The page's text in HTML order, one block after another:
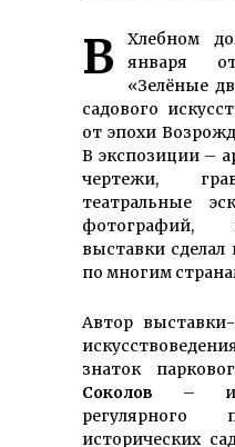
В Хлебном
января
«Зелёные
садового
от эпохи
В экспозиции –
чертежи,
театральные
фотографий,
выставки
по многим
Автор
знаток
Соколов –
исторических